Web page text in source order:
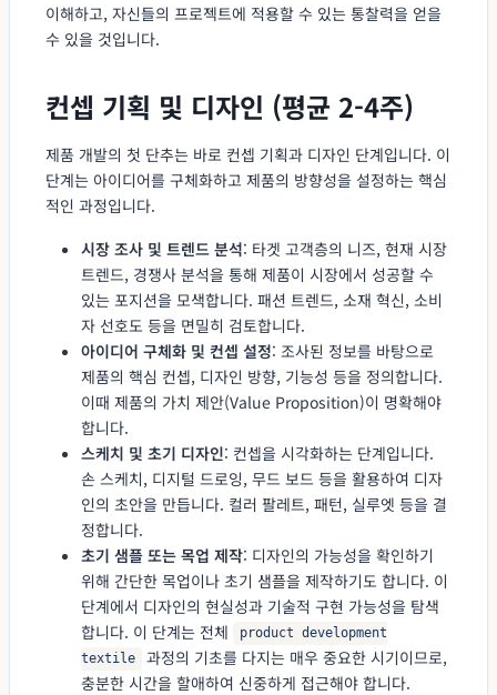
이해하고, 자신들의 프로젝트에 적용할 수 있는 통찰력을 얻을
수 있을 것입니다.
컨셉 기획 및 디자인 (평균 2-4주)
제품 개발의 첫 단추는 바로 컨셉 기획과 디자인 단계입니다. 이
단계는 아이디어를 구체화하고 제품의 방향성을 설정하는 핵심
적인 과정입니다.
시장 조사 및 트렌드 분석: 타겟 고객층의 니즈, 현재 시장
트렌드, 경쟁사 분석을 통해 제품이 시장에서 성공할 수
있는 포지션을 모색합니다. 패션 트렌드, 소재 혁신, 소비
자 선호도 등을 면밀히 검토합니다.
아이디어 구체화 및 컨셉 설정: 조사된 정보를 바탕으로
제품의 핵심 컨셉, 디자인 방향, 기능성 등을 정의합니다.
이때 제품의 가치 제안(Value Proposition)이 명확해야
합니다.
스케치 및 초기 디자인: 컨셉을 시각화하는 단계입니다.
손 스케치, 디지털 드로잉, 무드 보드 등을 활용하여 디자
인의 초안을 만듭니다. 컬러 팔레트, 패턴, 실루엣 등을 결
정합니다.
초기 샘플 또는 목업 제작: 디자인의 가능성을 확인하기
위해 간단한 목업이나 초기 샘플을 제작하기도 합니다. 이
단계에서 디자인의 현실성과 기술적 구현 가능성을 탐색
합니다. 이 단계는 전체
product development
textile
과정의 기초를 다지는 매우 중요한 시기이므로,
충분한 시간을 할애하여 신중하게 접근해야 합니다.